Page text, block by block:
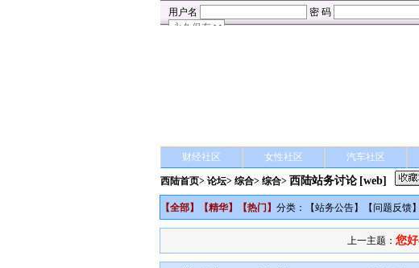
财经社区 女性社区 汽车社区
西陆首页> 论坛> 综合> 综合> 西陆站务讨论 [web]
【全部】【精华】【热门 】 分类：【站务公告】【问题反馈
上一主题：您